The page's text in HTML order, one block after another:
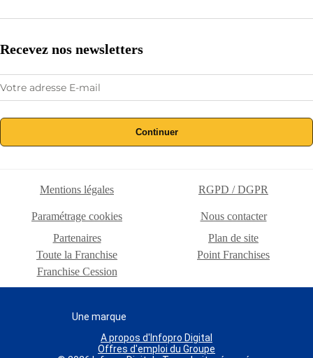
Recevez nos newsletters
Continuer
Mentions légales RGPD / DGPR
Paramétrage cookies
Nous contacter
Partenaires
Plan de site
Toute la Franchise
Point Franchises
Franchise Cession
Une marque
A propos d'Infopro Digital
Offres d'emploi du Groupe